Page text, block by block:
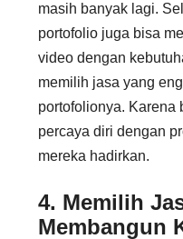
masih banyak lagi.
portofolio juga bisa
video dengan
memilih jasa yang
portofolionya. Karena
percaya diri dengan
mereka hadirkan.
4. Memilih
Membangun